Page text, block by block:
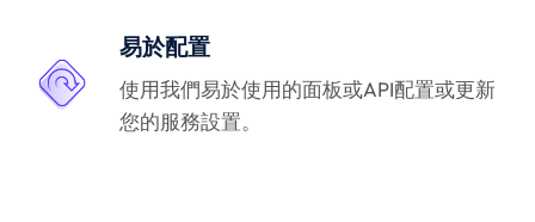
易於配置
使用我們易於使用的面板或API配置或更新
您的服務設置。